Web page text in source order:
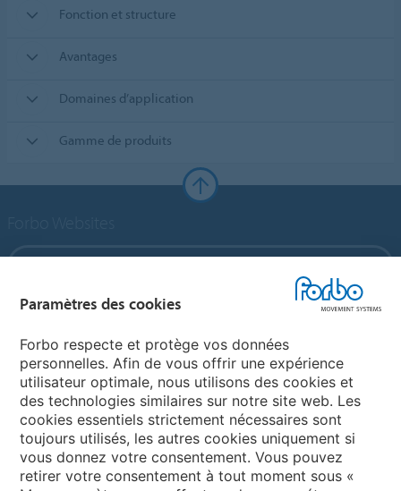
Fonction et structure
Avantages
Domaines d’application
Gamme de produits
Forbo Flooring Systems
Forbo Movement Systems
Choisir un pays
Paramètres des cookies
Forbo respecte et protège vos données
personnelles. Afin de vous offrir une expérience
utilisateur optimale, nous utilisons des cookies et
des technologies similaires sur notre site web. Les
cookies essentiels strictement nécessaires sont
toujours utilisés, les autres cookies uniquement si
vous donnez votre consentement. Vous pouvez
retirer votre consentement à tout moment sous «